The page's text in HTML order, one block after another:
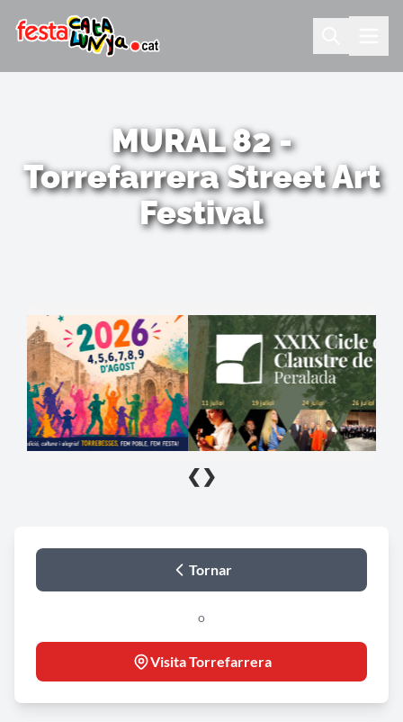
MURAL 82 -
Torrefarrera Street Art
Festival
❮ ❯
Tornar
o
Visita Torrefarrera